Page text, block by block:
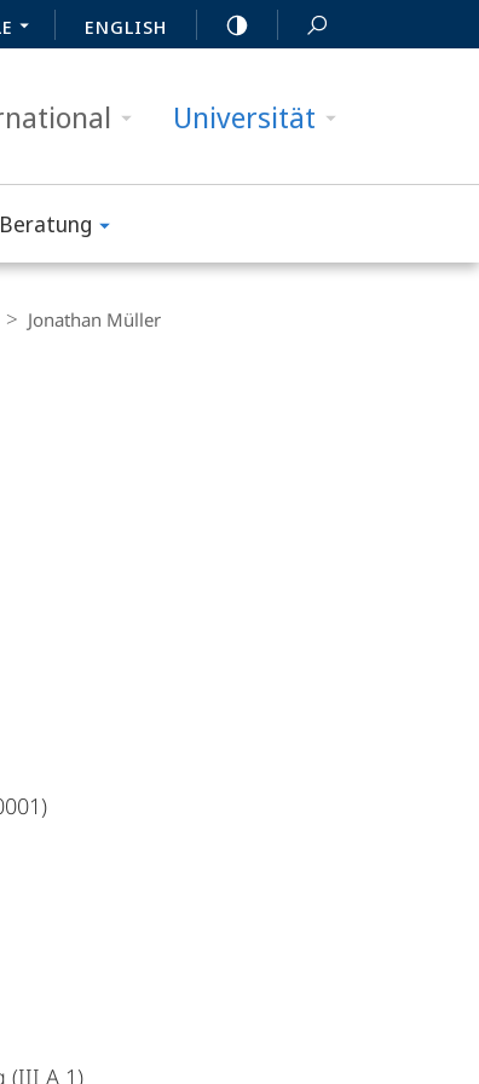
ENGLISH
Universität
Jonathan Müller
(III A 1)